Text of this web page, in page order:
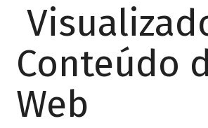
Conteúdo
Web